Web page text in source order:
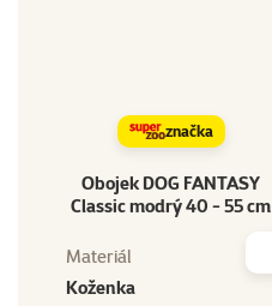
značka
Obojek DOG FANTASY
Classic modrý 40 - 55 cm
Materiál
Koženka